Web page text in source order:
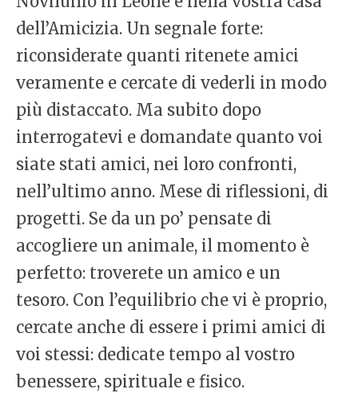
dell’Amicizia. Un segnale forte:
riconsiderate quanti ritenete amici
veramente e cercate di vederli in modo
più distaccato. Ma subito dopo
interrogatevi e domandate quanto voi
siate stati amici, nei loro confronti,
nell’ultimo anno. Mese di riflessioni, di
progetti. Se da un po’ pensate di
accogliere un animale, il momento è
perfetto: troverete un amico e un
tesoro. Con l’equilibrio che vi è proprio,
cercate anche di essere i primi amici di
voi stessi: dedicate tempo al vostro
benessere, spirituale e fisico.